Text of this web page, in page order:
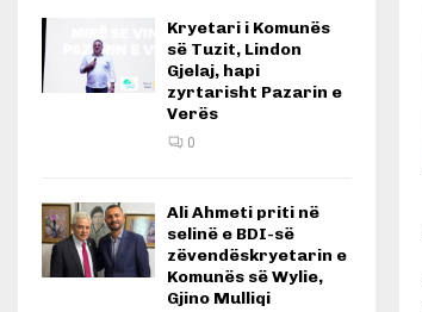
Kryetari i Komunës
së Tuzit, Lindon
Gjelaj, hapi
zyrtarisht Pazarin e
Verës
0
Ali Ahmeti priti në
selinë e BDI-së
zëvendëskryetarin e
Komunës së Wylie,
Gjino Mulliqi